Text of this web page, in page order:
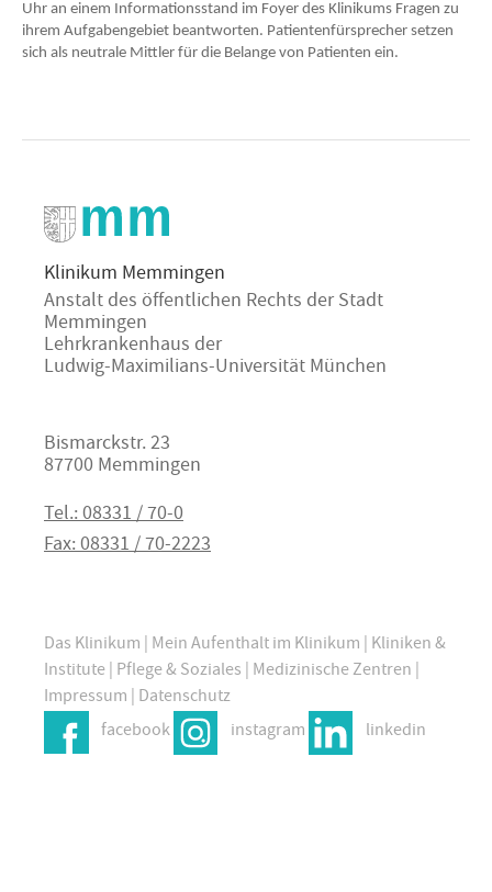
Uhr an einem Informationsstand im Foyer des Klinikums Fragen zu
ihrem Aufgabengebiet beantworten. Patientenfürsprecher setzen
sich als neutrale Mittler für die Belange von Patienten ein.
Klinikum Memmingen
Anstalt des öffentlichen Rechts der Stadt
Memmingen
Lehrkrankenhaus der
Ludwig-Maximilians-Universität München
Bismarckstr. 23
87700 Memmingen
Tel.: 08331 / 70-0
Fax: 08331 / 70-2223
Das Klinikum Mein Aufenthalt im Klinikum Kliniken &
Institute Pflege & Soziales Medizinische Zentren
Impressum Datenschutz
facebook
instagram linkedin